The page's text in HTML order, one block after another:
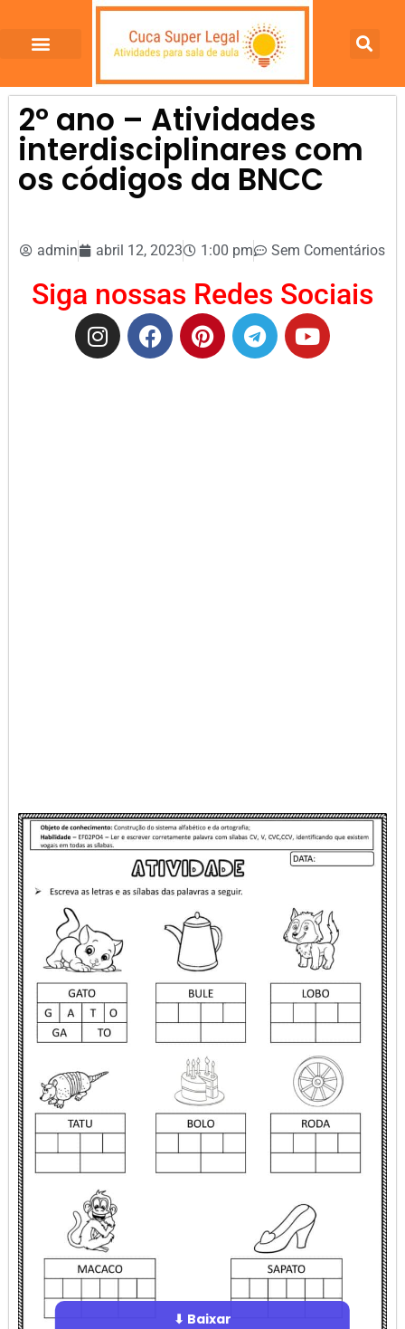
2º ano – Atividades
interdisciplinares com
os códigos da BNCC
admin abril 12, 2023 1:00 pm Sem Comentários
Siga nossas Redes Sociais
⬇ Baixar